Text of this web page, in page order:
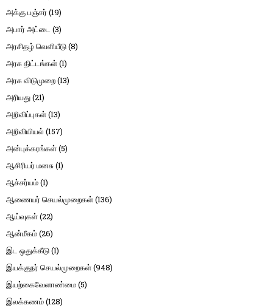
அக்கு பஞ்சர் (19)
அபார் அட்டை (3)
அரசிதழ் வெளியீடு(8)
அரசு திட்டங்கள்(1)
அரசு விடுமுறை(13)
அரியது(21)
அறிவிப்புகள்(13)
அறிவியியல் (157)
அன்புக்கரங்கள்(5)
ஆசிரியர் மனசு(1)
ஆச்சர்யம்(1)
ஆணையர் செயல்முறைகள்(136)
ஆய்வுகள்(22)
ஆன்மீகம்(26)
இட ஒதுக்கீடு(1)
இயக்குநர் செயல்முறைகள்(948)
இயற்கைவேளாண்மை(5)
இலக்கணம்(128)